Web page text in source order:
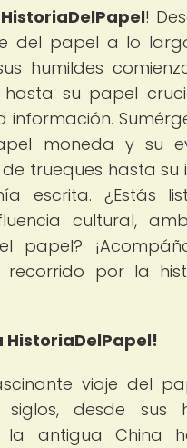
HistoriaDelPapel!
del papel a lo
humildes
hasta su papel
información.
moneda y su
trueques hasta su
escrita. ¿Estás
cultural,
papel?
recorrido por la
HistoriaDelPapel!
viaje del
desde sus
la antigua China